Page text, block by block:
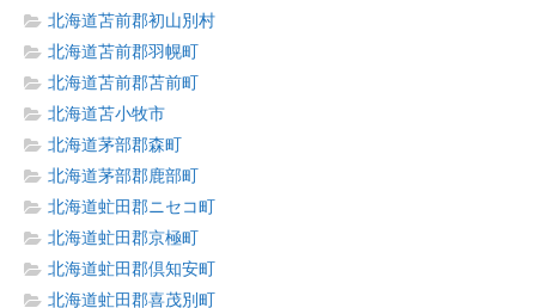
北海道苫前郡初山別村
北海道苫前郡羽幌町
北海道苫前郡苫前町
北海道苫小牧市
北海道茅部郡森町
北海道茅部郡鹿部町
北海道虻田郡ニセコ町
北海道虻田郡京極町
北海道虻田郡倶知安町
北海道虻田郡喜茂別町